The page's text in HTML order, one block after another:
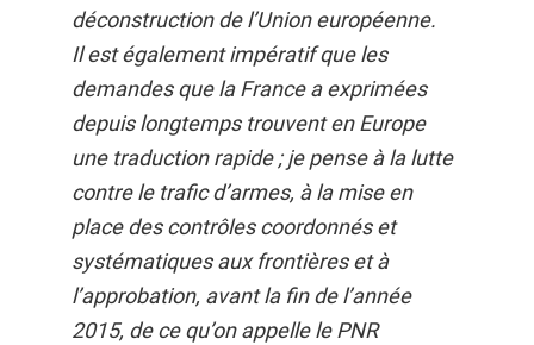
déconstruction de l’Union européenne.
Il est également impératif que les
demandes que la France a exprimées
depuis longtemps trouvent en Europe
une traduction rapide ; je pense à la lutte
contre le trafic d’armes, à la mise en
place des contrôles coordonnés et
systématiques aux frontières et à
l’approbation, avant la fin de l’année
2015, de ce qu’on appelle le PNR